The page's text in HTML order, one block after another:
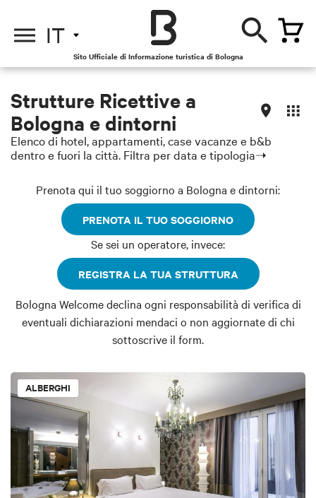
IT
Sito Ufficiale di Informazione turistica di Bologna
Strutture Ricettive a
Bologna e dintorni
Elenco di hotel, appartamenti, case vacanze e b&b
dentro e fuori la città. Filtra per data e tipologia➝
Prenota qui il tuo soggiorno a Bologna e dintorni:
PRENOTA IL TUO SOGGIORNO
Se sei un operatore, invece:
REGISTRA LA TUA STRUTTURA
Bologna Welcome declina ogni responsabilità di verifica di
eventuali dichiarazioni mendaci o non aggiornate di chi
sottoscrive il form.
ALBERGHI